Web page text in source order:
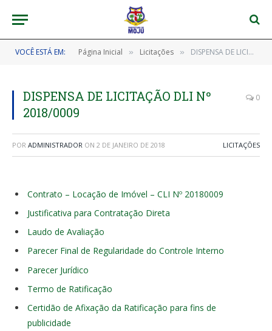
VOCÊ ESTÁ EM: Página Inicial » Licitações » DISPENSA DE LICITAÇÃO DLI Nº 2018/0009
DISPENSA DE LICITAÇÃO DLI Nº
2018/0009
0
POR ADMINISTRADOR ON 2 DE JANEIRO DE 2018 LICITAÇÕES
Contrato – Locação de Imóvel – CLI Nº 20180009
Justificativa para Contratação Direta
Laudo de Avaliação
Parecer Final de Regularidade do Controle Interno
Parecer Jurídico
Termo de Ratificação
Certidão de Afixação da Ratificação para fins de
publicidade